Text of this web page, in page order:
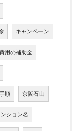
キャンペーン
用の補助金
順 京阪石山
ション名